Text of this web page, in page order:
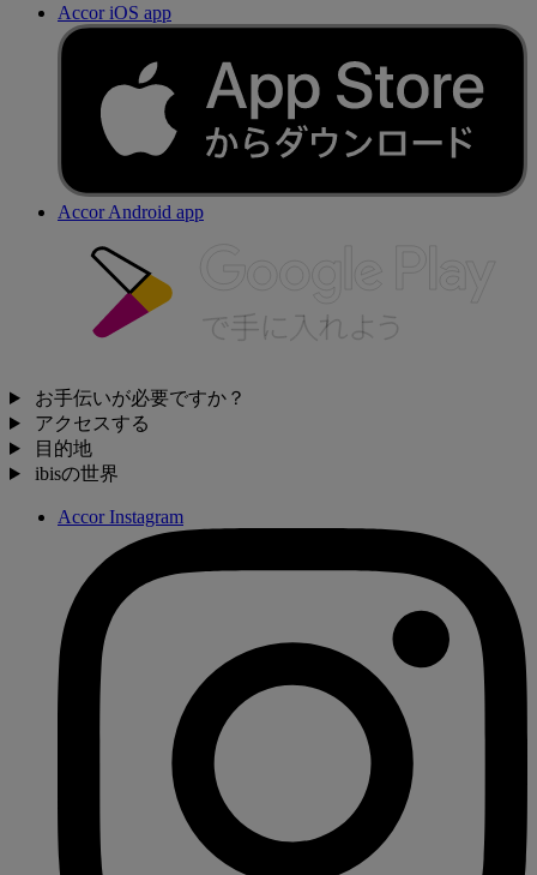
Accor iOS app
Accor Android app
お手伝いが必要ですか？
アクセスする
目的地
ibisの世界
Accor Instagram